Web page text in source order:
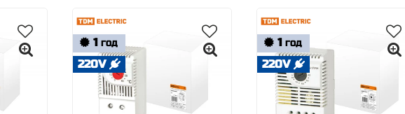
1 ГОД
220V
1 ГОД
220V